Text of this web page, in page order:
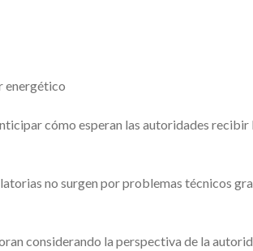
energético
cómo esperan las autoridades
no surgen por problemas técnicos
considerando la perspectiva de la